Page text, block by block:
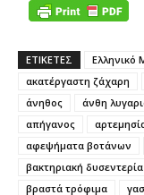
ΕΤΙΚΕΤΕΣ Eλληνικό
ακατέργαστη ζάχαρη
άνηθος
άνθη
απήγανος
αφεψήματα βοτάνων
βακτηριακή δυσεντερία
βραστά τρόφιμα